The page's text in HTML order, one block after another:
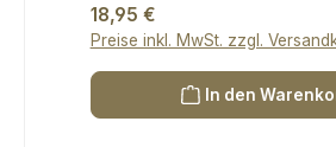
Regulärer Preis:
18,95 €
Preise inkl. MwSt. zzgl.
In den